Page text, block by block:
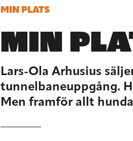
MIN PLATS
MIN
Lars-Ola Arhusius
tunnelbaneuppgång.
Men framför allt